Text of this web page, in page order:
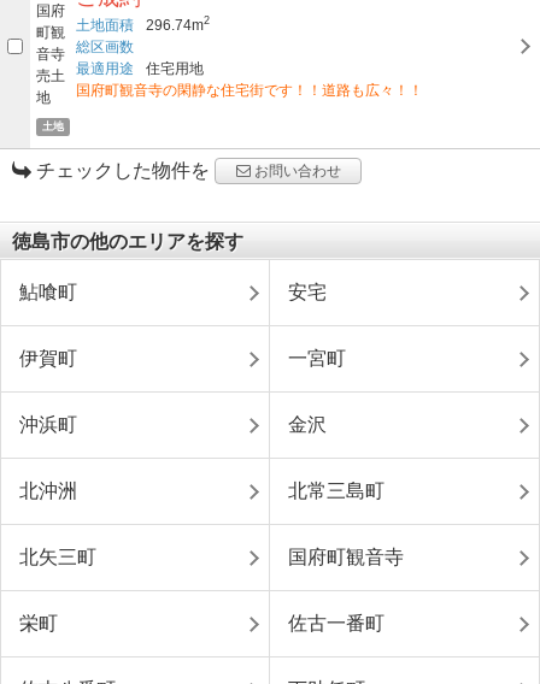
土地
土地面積 296.74m2
総区画数
最適用途
住宅用地
国府町観音寺の閑静な住宅街です！！道路も広々！！
チェックした物件を お問い合わせ
徳島市の他のエリアを探す
鮎喰町 安宅
伊賀町 一宮町
沖浜町 金沢
北沖洲 北常三島町
北矢三町 国府町観音寺
栄町 佐古一番町